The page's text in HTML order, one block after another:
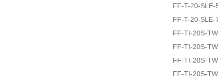
FF-T-20-SLE-
FF-T-20-SLE-
FF-TI-20S-
FF-TI-20S-
FF-TI-20S-
FF-TI-20S-